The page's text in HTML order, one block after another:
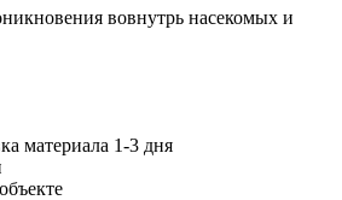
вовнутрь насекомых и
материала 1-3 дня